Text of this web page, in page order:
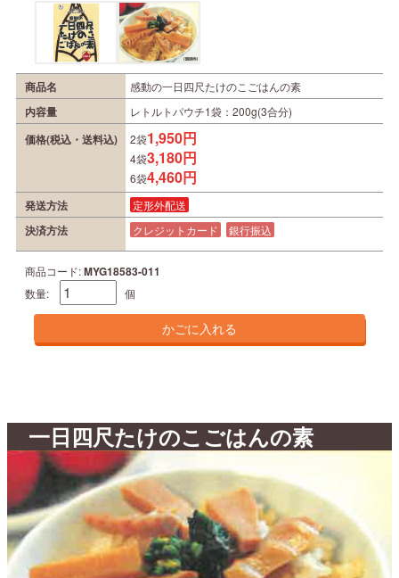
商品名 感動の一日四尺たけのこごはんの素
内容量 レトルトパウチ1袋：200g(3合分)
価格(税込・送料込) 2袋1,950円
4袋3,180円
6袋4,460円
発送方法 定形外配送
決済方法 クレジットカード 銀行振込
商品コード:MYG18583-011
数量: 個
一日四尺たけのこごはんの素